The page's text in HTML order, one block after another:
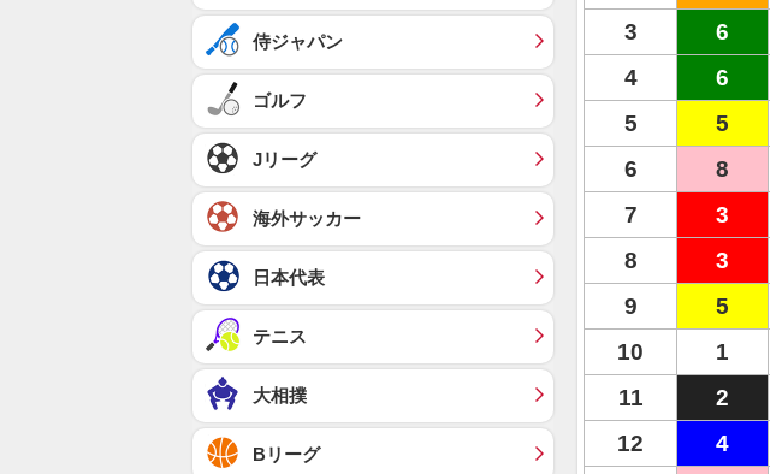
3
6
4
6
5
5
6
8
7
3
8
3
9
5
10
1
11
2
12
4
侍ジャパン
ゴルフ
Jリーグ
海外サッカー
日本代表
テニス
大相撲
Bリーグ